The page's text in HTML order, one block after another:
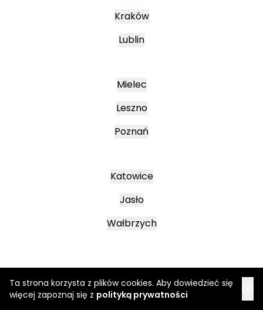
Ta strona korzysta z plików cookies. Aby dowiedzieć się
więcej zapoznaj się z polityką prywatności
Kraków
Lublin
Mielec
Leszno
Poznań
Katowice
Jasło
Wałbrzych